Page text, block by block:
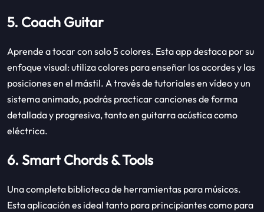
5. Coach Guitar
Aprende a tocar con solo 5 colores. Esta app destaca por su
enfoque visual: utiliza colores para enseñar los acordes y las
posiciones en el mástil. A través de tutoriales en vídeo y un
sistema animado, podrás practicar canciones de forma
detallada y progresiva, tanto en guitarra acústica como
eléctrica.
6. Smart Chords & Tools
Una completa biblioteca de herramientas para músicos.
Esta aplicación es ideal tanto para principiantes como para